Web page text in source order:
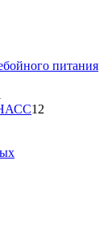
питания
товар12